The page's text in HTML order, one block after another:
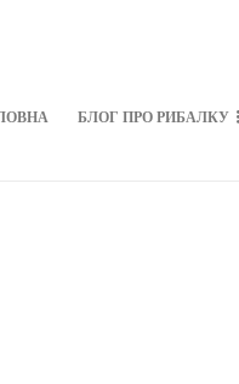
БЛОГ ПРО РИБАЛКУ